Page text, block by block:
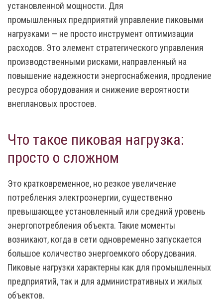
установленной мощности. Для
промышленных предприятий управление пиковыми
нагрузками — не просто инструмент оптимизации
расходов. Это элемент стратегического управления
производственными рисками, направленный на
повышение надежности энергоснабжения, продление
ресурса оборудования и снижение вероятности
внеплановых простоев.
Что такое пиковая нагрузка:
просто о сложном
Это кратковременное, но резкое увеличение
потребления электроэнергии, существенно
превышающее установленный или средний уровень
энергопотребления объекта. Такие моменты
возникают, когда в сети одновременно запускается
большое количество энергоемкого оборудования.
Пиковые нагрузки характерны как для промышленных
предприятий, так и для административных и жилых
объектов.